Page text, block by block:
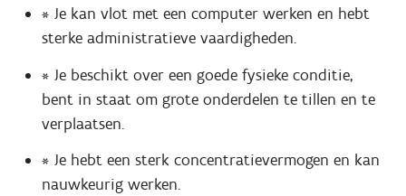
* Je kan vlot met een computer werken en hebt
sterke administratieve vaardigheden.
* Je beschikt over een goede fysieke conditie,
bent in staat om grote onderdelen te tillen en te
verplaatsen.
* Je hebt een sterk concentratievermogen en kan
nauwkeurig werken.